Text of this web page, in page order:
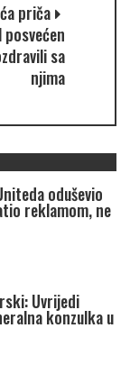
priča
posvećen
sa
njima
oduševio
reklamom, ne
Uvrijedi
konzulka u